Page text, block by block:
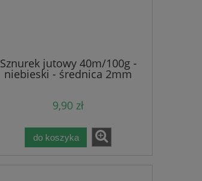
Sznurek jutowy 40m/100g -
niebieski - średnica 2mm
9,90 zł
do koszyka